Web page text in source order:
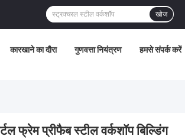
खोज
कारखाने का दौरा गुणवत्ता नियंत्रण हमसे संपर्क करें
फ्रेम प्रीफैब स्टील वर्कशॉप बिल्डिंग